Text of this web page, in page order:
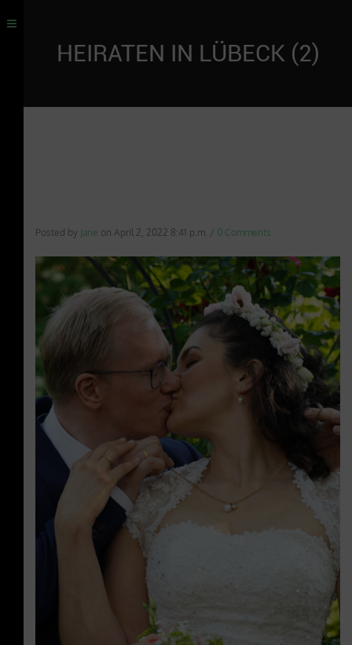
HEIRATEN IN LÜBECK (2)
Posted by Jane on April 2, 2022 8:41 p.m. / 0 Comments